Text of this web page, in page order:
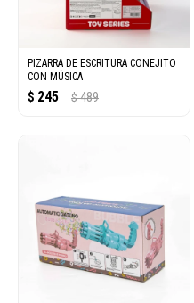
PIZARRA DE ESCRITURA CONEJITO
CON MÚSICA
$ 245 $ 489